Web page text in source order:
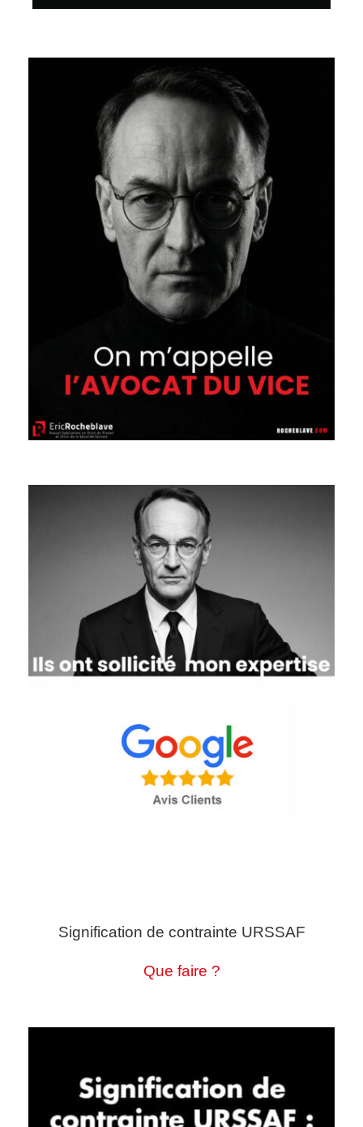
Signification de contrainte URSSAF
Que faire ?